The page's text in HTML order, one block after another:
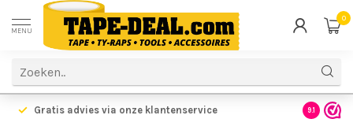
MENU
0
Gratis advies via onze klantenservice 9.1